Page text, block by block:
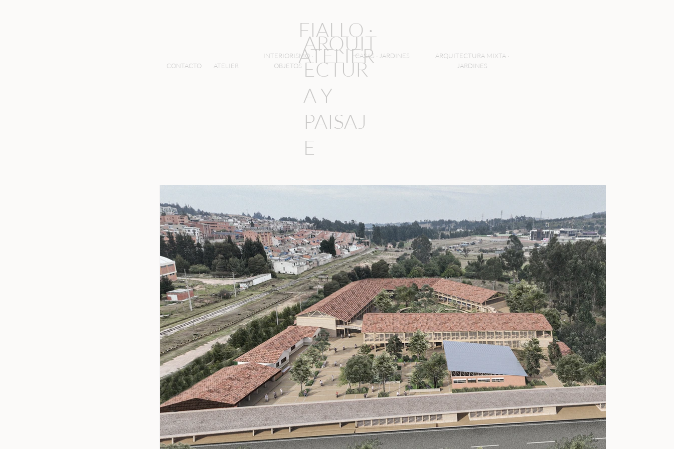
CONTACTO ATELIER
CASAS · JARDINES
ARQUITECTURA MIXTA ·
JARDINES
INTERIORISMO ·
OBJETOS
ARQUIT
ECTUR
A Y
PAISAJ
E
FIALLO ·
ATELIER